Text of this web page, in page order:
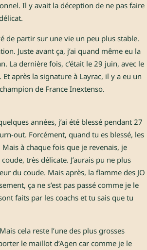
Il y avait la déception de ne pas faire
de partir sur une vie un peu plus stable.
Juste avant ça, j’ai quand même eu la
La dernière fois, c’était le 29 juin, avec le
après la signature à Layrac, il y a eu un
de France Inextenso.
années, j’ai été blessé pendant 27
out. Forcément, quand tu es blessé, les
à chaque fois que je revenais, je
très délicate. J’aurais pu ne plus
du coude. Mais après, la flamme des JO
ça ne s’est pas passé comme je le
faits par les coachs et tu sais que tu
cela reste l’une des plus grosses
le maillot d’Agen car comme je le